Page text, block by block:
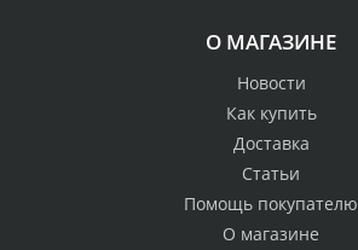
О МАГАЗИНЕ
Новости
Как купить
Доставка
Статьи
Помощь покупателю
О магазине